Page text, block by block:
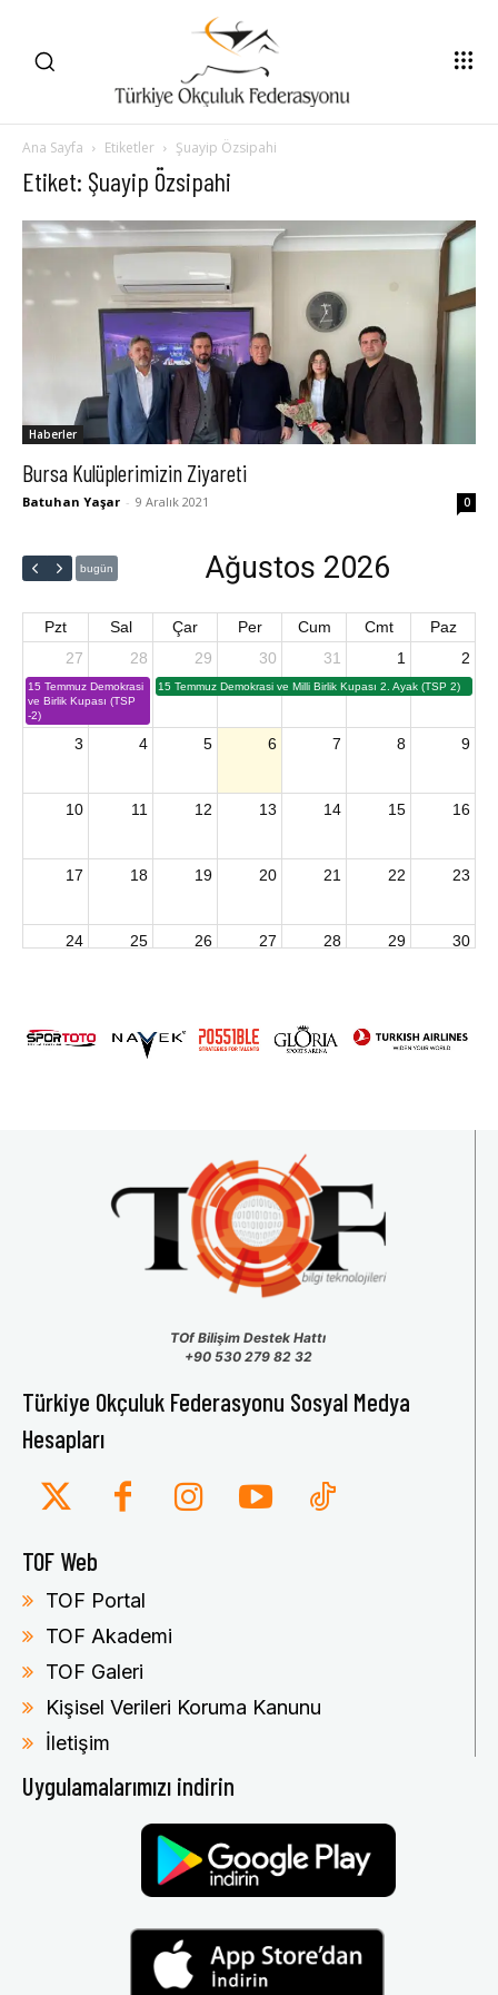
Ana Sayfa Etiketler Şuayip Özsipahi
Etiket: Şuayip Özsipahi
Haberler
Bursa Kulüplerimizin Ziyareti
Batuhan Yaşar - 9 Aralık 2021 0
bugün Ağustos 2026
Pzt Sal Çar Per Cum Cmt
Paz
27
15 Temmuz Demokrasi
ve Birlik Kupası (TSP
-2)
28 29
15 Temmuz Demokrasi ve Milli Birlik Kupası 2. Ayak (TSP 2)
30 31 1 2
3 4 5 6 7 8 9
10 11 12 13 14 15 16
17 18 19 20 21 22 23
24 25 26 27 28 29 30
TOf Bilişim Destek Hattı
+90 530 279 82 32
Türkiye Okçuluk Federasyonu Sosyal Medya
Hesapları
TOF Web
TOF Portal
TOF Akademi
TOF Galeri
Kişisel Verileri Koruma Kanunu
İletişim
Uygulamalarımızı indirin